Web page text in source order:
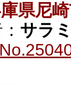
県尼
サラ